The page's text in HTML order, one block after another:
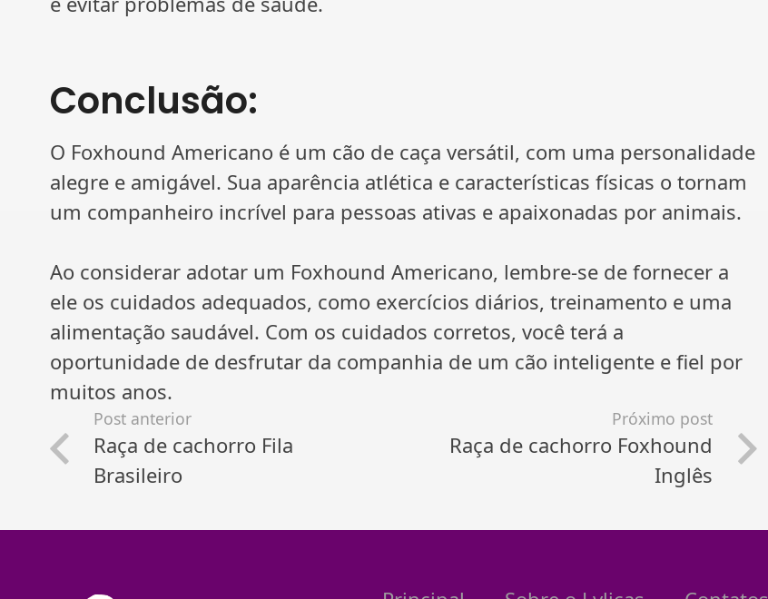
Conclusão:
O Foxhound Americano é um cão de caça versátil, com uma personalidade
alegre e amigável. Sua aparência atlética e características físicas o tornam
um companheiro incrível para pessoas ativas e apaixonadas por animais.
Ao considerar adotar um Foxhound Americano, lembre-se de fornecer a
ele os cuidados adequados, como exercícios diários, treinamento e uma
alimentação saudável. Com os cuidados corretos, você terá a
oportunidade de desfrutar da companhia de um cão inteligente e fiel por
muitos anos.
Post anterior
Raça de cachorro Fila
Brasileiro
Próximo post
Raça de cachorro Foxhound
Inglês